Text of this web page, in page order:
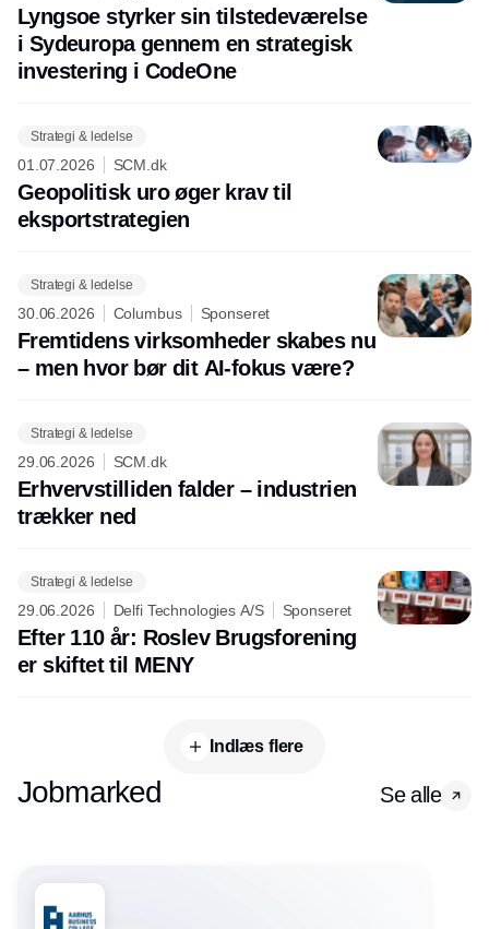
Lyngsoe styrker sin tilstedeværelse
i Sydeuropa gennem en strategisk
investering i CodeOne
Strategi & ledelse
01.07.2026 SCM.dk
Geopolitisk uro øger krav til
eksportstrategien
Strategi & ledelse
30.06.2026 Columbus Sponseret
Fremtidens virksomheder skabes nu
– men hvor bør dit AI-fokus være?
Strategi & ledelse
29.06.2026 SCM.dk
Erhvervstilliden falder – industrien
trækker ned
Strategi & ledelse
29.06.2026 Delfi Technologies A/S Sponseret
Efter 110 år: Roslev Brugsforening
er skiftet til MENY
Indlæs flere
Jobmarked Se alle